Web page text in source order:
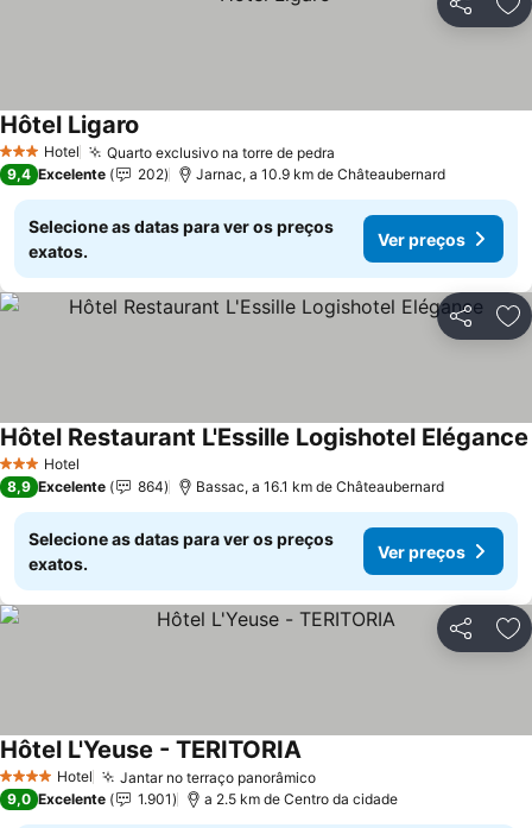
Partilhar
3 EstrelasHotel Quarto exclusivo na torre de pedra
Hôtel Ligaro
9,4 Excelente 202 Jarnac, a 10.9 km de Châteaubernard
Selecione as datas para ver os preços
exatos.
Ver preços
Partilhar
3 EstrelasHotel
Hôtel Restaurant L'Essille Logishotel Elégance
8,9 Excelente 864 Bassac, a 16.1 km de Châteaubernard
Selecione as datas para ver os preços
exatos.
Ver preços
Partilhar
4 EstrelasHotel Jantar no terraço panorâmicoVer preços
Hôtel L'Yeuse - TERITORIAVer preços
9,0 Excelente 1.901 a 2.5 km de Centro da cidade